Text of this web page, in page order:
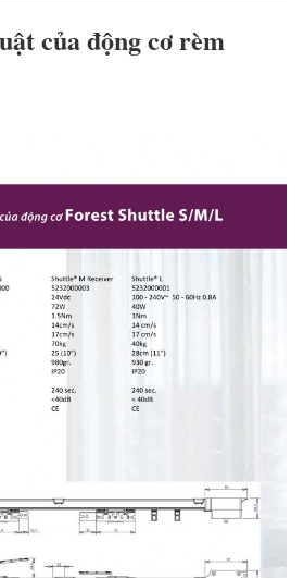
của động cơ rèm